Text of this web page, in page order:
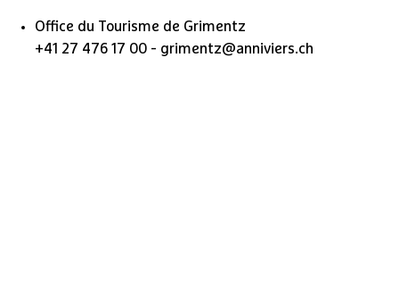
Office du Tourisme de Grimentz
+41 27 476 17 00 - grimentz@anniviers.ch